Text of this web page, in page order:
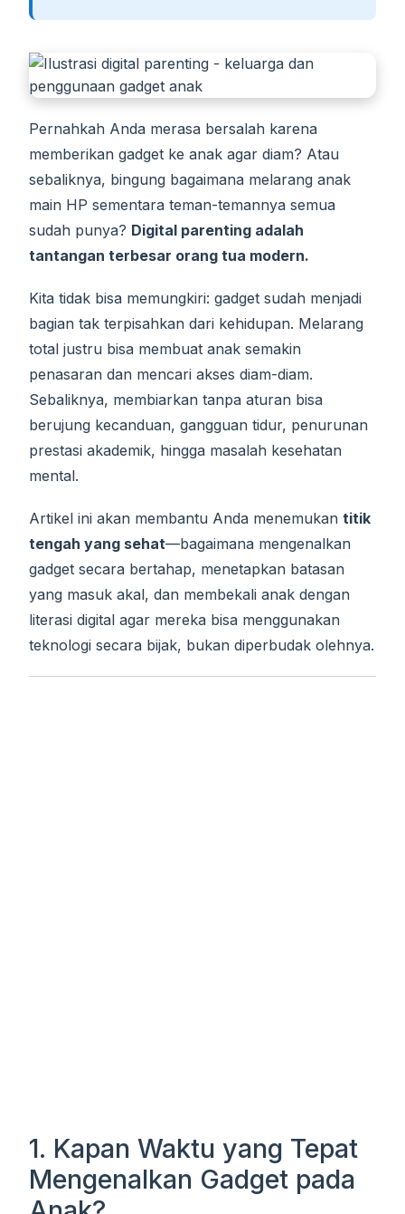
Pernahkah Anda merasa bersalah karena
memberikan gadget ke anak agar diam? Atau
sebaliknya, bingung bagaimana melarang anak
main HP sementara teman-temannya semua
sudah punya? Digital parenting adalah
tantangan terbesar orang tua modern.
Kita tidak bisa memungkiri: gadget sudah menjadi
bagian tak terpisahkan dari kehidupan. Melarang
total justru bisa membuat anak semakin
penasaran dan mencari akses diam-diam.
Sebaliknya, membiarkan tanpa aturan bisa
berujung kecanduan, gangguan tidur, penurunan
prestasi akademik, hingga masalah kesehatan
mental.
Artikel ini akan membantu Anda menemukan titik
tengah yang sehat—bagaimana mengenalkan
gadget secara bertahap, menetapkan batasan
yang masuk akal, dan membekali anak dengan
literasi digital agar mereka bisa menggunakan
teknologi secara bijak, bukan diperbudak olehnya.
1. Kapan Waktu yang Tepat
Mengenalkan Gadget pada